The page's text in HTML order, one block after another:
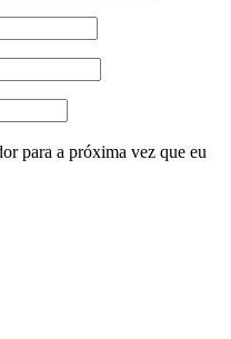
para a próxima vez que eu